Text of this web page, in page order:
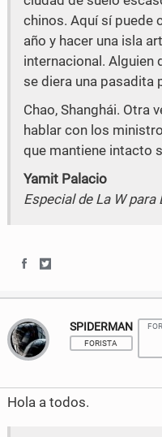
chinos. Aquí sí puede
año y hacer una isla
internacional. Alguien
se diera una pasadita
Chao, Shanghái. Otra
hablar con los
que mantiene intacto
Yamit Palacio
Especial de La W para
a
r
e
a
r
e
SPIDERMAN
FORISTA
Hola a todos.